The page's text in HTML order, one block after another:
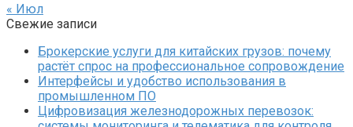
« Июл
Свежие записи
Брокерские услуги для китайских грузов: почему
растёт спрос на профессиональное сопровождение
Интерфейсы и удобство использования в
промышленном ПО
Цифровизация железнодорожных перевозок: